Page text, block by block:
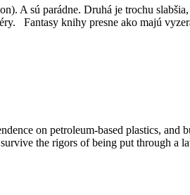
A sú parádne. Druhá je trochu
Fantasy knihy presne ako majú
on petroleum-based plastics,
the rigors of being put through